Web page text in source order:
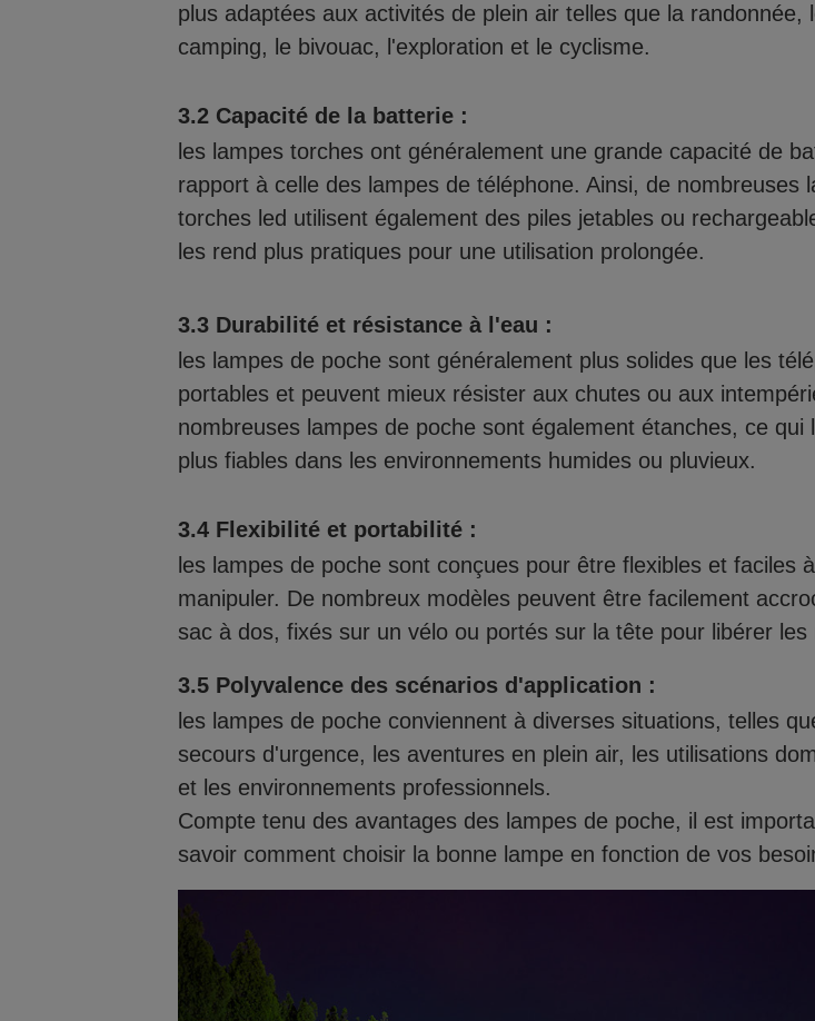
plus adaptées aux activités de plein air telles que la randonnée,
camping, le bivouac, l'exploration et le cyclisme.
3.2 Capacité de la batterie :
les lampes torches ont généralement une grande capacité de
rapport à celle des lampes de téléphone. Ainsi, de nombreuses
torches led utilisent également des piles jetables ou
les rend plus pratiques pour une utilisation prolongée.
3.3 Durabilité et résistance à l'eau :
les lampes de poche sont généralement plus solides que les
portables et peuvent mieux résister aux chutes ou aux
nombreuses lampes de poche sont également étanches, ce qui
plus fiables dans les environnements humides ou pluvieux.
3.4 Flexibilité et portabilité :
les lampes de poche sont conçues pour être flexibles et faciles à
manipuler. De nombreux modèles peuvent être facilement
sac à dos, fixés sur un vélo ou portés sur la tête pour libérer les
3.5 Polyvalence des scénarios d'application :
les lampes de poche conviennent à diverses situations, telles
secours d'urgence, les aventures en plein air, les utilisations
et les environnements professionnels.
Compte tenu des avantages des lampes de poche, il est
savoir comment choisir la bonne lampe en fonction de vos